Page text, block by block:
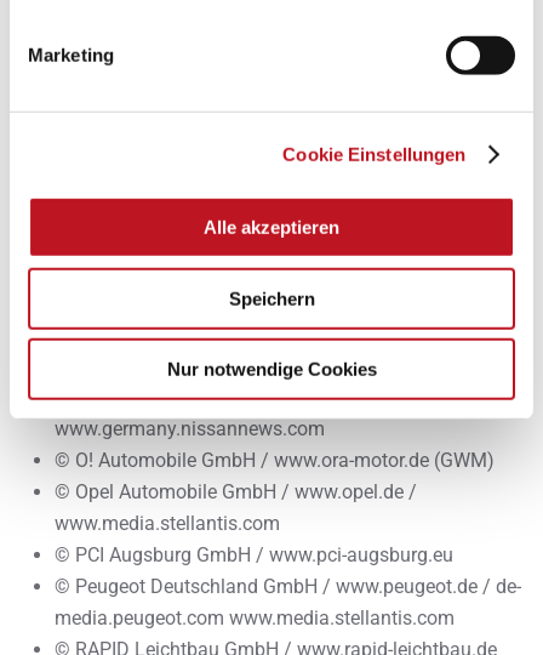
Marketing
Cookie Einstellungen
Alle akzeptieren
Speichern
Nur notwendige Cookies
www.landrover.de / www.jaguar.de
© Maserati S.p.A. / www.maserati.com/de
© Maxomotive Deutschland GmbH /
© MEGA eG / www.mega.de
© MMD Automobile GmbH / www.mitsubishi-
motors.de
© Nicola Ziganki / www.sdh.de
© Nissan Deutschland GmbH / www.nissan.de /
www.germany.nissannews.com
© O! Automobile GmbH / www.ora-motor.de (GWM)
© Opel Automobile GmbH / www.opel.de /
www.media.stellantis.com
© PCI Augsburg GmbH / www.pci-augsburg.eu
© Peugeot Deutschland GmbH / www.peugeot.de / de-
media.peugeot.com www.media.stellantis.com
© RAPID Leichtbau GmbH / www.rapid-leichtbau.de